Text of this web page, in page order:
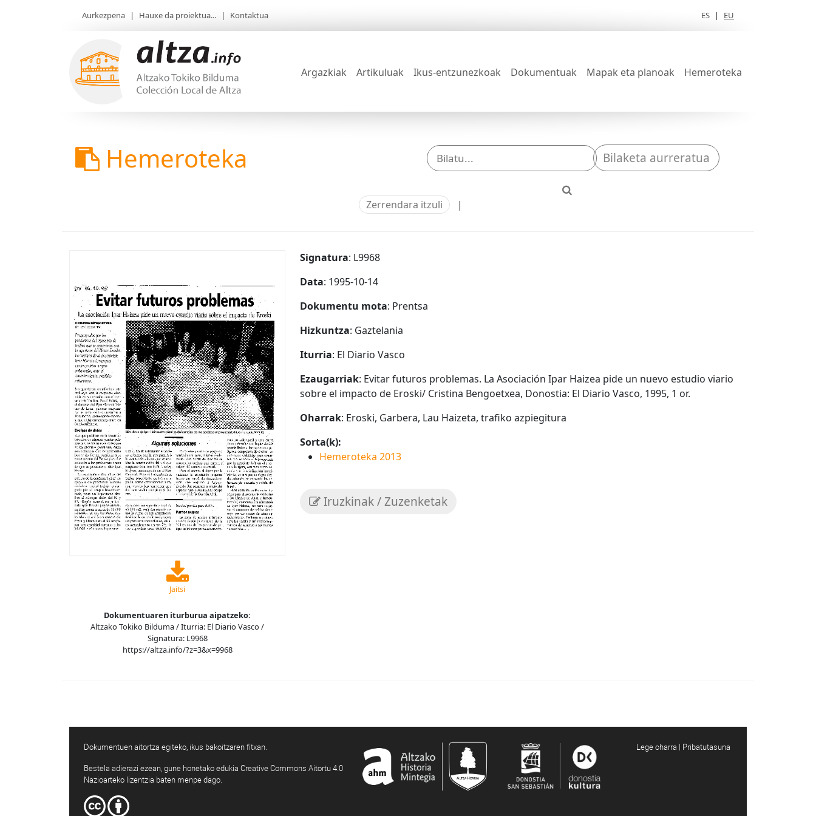
Aurkezpena | Hauxe da proiektua... | Kontaktua ES | EU
Argazkiak Artikuluak Ikus-entzunezkoak Dokumentuak Mapak eta planoak Hemeroteka
Hemeroteka Bilaketa aurreratua
Zerrendara itzuli |
Jaitsi
Dokumentuaren iturburua aipatzeko:
Altzako Tokiko Bilduma / Iturria: El Diario Vasco /
Signatura: L9968
https://altza.info/?z=3&x=9968
Signatura: L9968
Data: 1995-10-14
Dokumentu mota: Prentsa
Hizkuntza: Gaztelania
Iturria: El Diario Vasco
Ezaugarriak: Evitar futuros problemas. La Asociación Ipar Haizea pide un nuevo estudio viario
sobre el impacto de Eroski/ Cristina Bengoetxea, Donostia: El Diario Vasco, 1995, 1 or.
Oharrak: Eroski, Garbera, Lau Haizeta, trafiko azpiegitura
Sorta(k):
Hemeroteka 2013
Iruzkinak / Zuzenketak
Dokumentuen aitortza egiteko, ikus bakoitzaren fitxan.
Bestela adierazi ezean, gune honetako edukia Creative Commons Aitortu 4.0
Nazioarteko lizentzia baten menpe dago.
Lege oharra | Pribatutasuna